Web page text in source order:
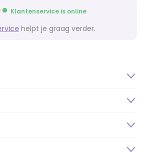
Klantenservice is online
helpt je graag verder.